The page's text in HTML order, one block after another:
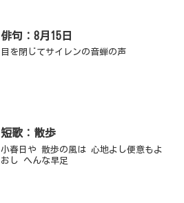
俳句：8月15日
目を閉じてサイレンの音蝉の声
短歌：散歩
小春日や 散歩の風は 心地よし便意もよ
おし へんな早足